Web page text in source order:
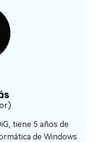
tiene 5 años de
de Windows